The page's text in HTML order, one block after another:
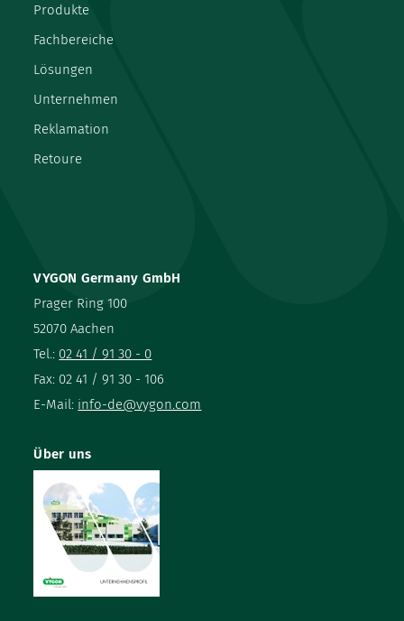
VYGON Germany GmbH
Prager Ring 100
52070 Aachen
Tel.: 02 41 / 91 30 - 0
Fax: 02 41 / 91 30 - 106
E-Mail: info-de@vygon.com
Produkte
Fachbereiche
Lösungen
Unternehmen
Reklamation
Retoure
Über uns